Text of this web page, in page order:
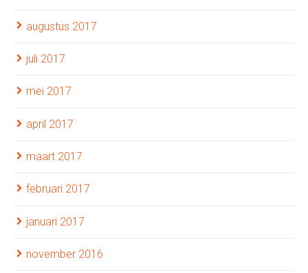
augustus 2017
juli 2017
mei 2017
april 2017
maart 2017
februari 2017
januari 2017
november 2016